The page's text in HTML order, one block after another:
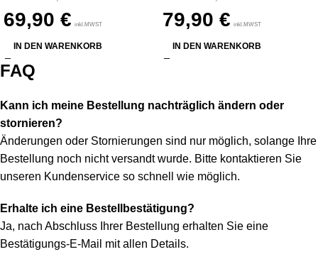
69,90 € inkl.MWST
IN DEN WARENKORB
79,90 € inkl.MWST
IN DEN WARENKORB
FAQ
Kann ich meine Bestellung nachträglich ändern oder
stornieren?
Änderungen oder Stornierungen sind nur möglich, solange Ihre
Bestellung noch nicht versandt wurde. Bitte kontaktieren Sie
unseren Kundenservice so schnell wie möglich.
Erhalte ich eine Bestellbestätigung?
Ja, nach Abschluss Ihrer Bestellung erhalten Sie eine
Bestätigungs-E-Mail mit allen Details.